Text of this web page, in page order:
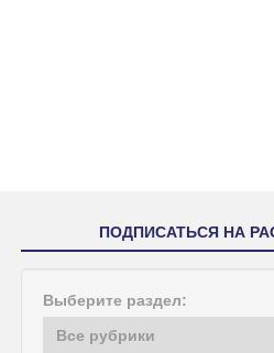
ПОДПИСАТЬСЯ НА
Выберите раздел: